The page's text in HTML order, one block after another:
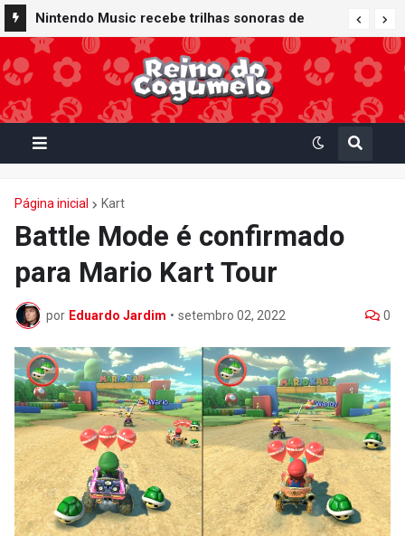
Nintendo Music recebe trilhas sonoras de
Virtual Boy Wario Land, Mario Clash e Mario's
Tennis em adição histórica ao catálogo
Página inicial Kart
Battle Mode é confirmado
para Mario Kart Tour
por Eduardo Jardim • setembro 02, 2022 0